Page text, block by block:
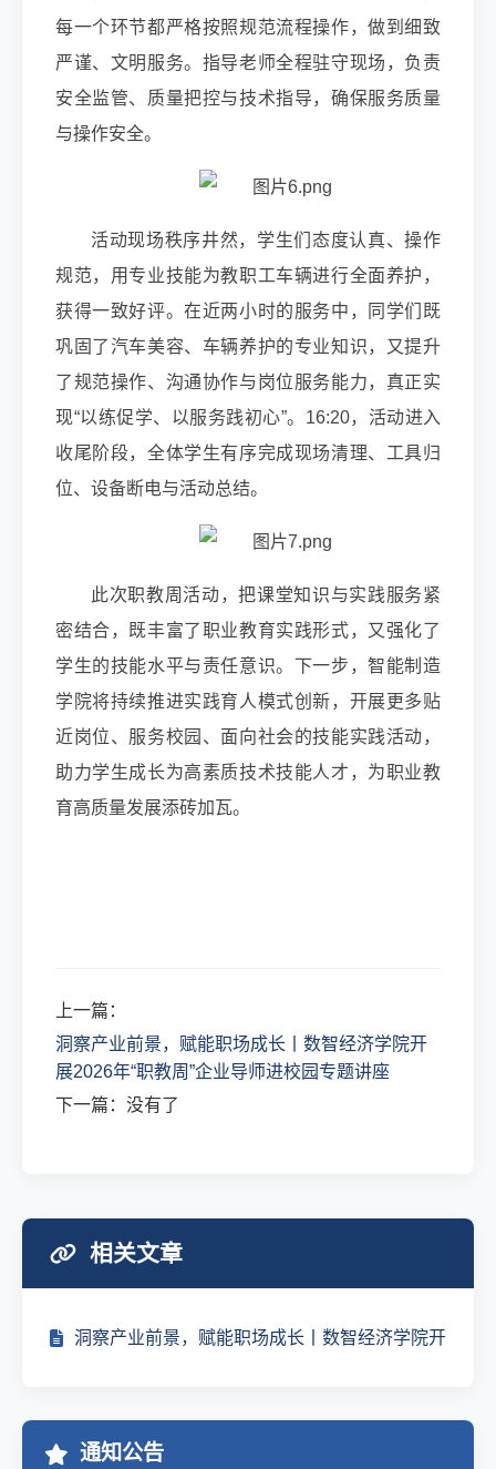
每一个环节都严格按照规范流程操作，做到细致
严谨、文明服务。指导老师全程驻守现场，负责
安全监管、质量把控与技术指导，确保服务质量
与操作安全。
活动现场秩序井然，学生们态度认真、操作
规范，用专业技能为教职工车辆进行全面养护，
获得一致好评。在近两小时的服务中，同学们既
巩固了汽车美容、车辆养护的专业知识，又提升
了规范操作、沟通协作与岗位服务能力，真正实
现“以练促学、以服务践初心”。16:20，活动进入
收尾阶段，全体学生有序完成现场清理、工具归
位、设备断电与活动总结。
此次职教周活动，把课堂知识与实践服务紧
密结合，既丰富了职业教育实践形式，又强化了
学生的技能水平与责任意识。下一步，智能制造
学院将持续推进实践育人模式创新，开展更多贴
近岗位、服务校园、面向社会的技能实践活动，
助力学生成长为高素质技术技能人才，为职业教
育高质量发展添砖加瓦。
上一篇：
洞察产业前景，赋能职场成长丨数智经济学院开
展2026年“职教周”企业导师进校园专题讲座
下一篇：没有了
相关文章
洞察产业前景，赋能职场成长丨数智经济学院开
通知公告